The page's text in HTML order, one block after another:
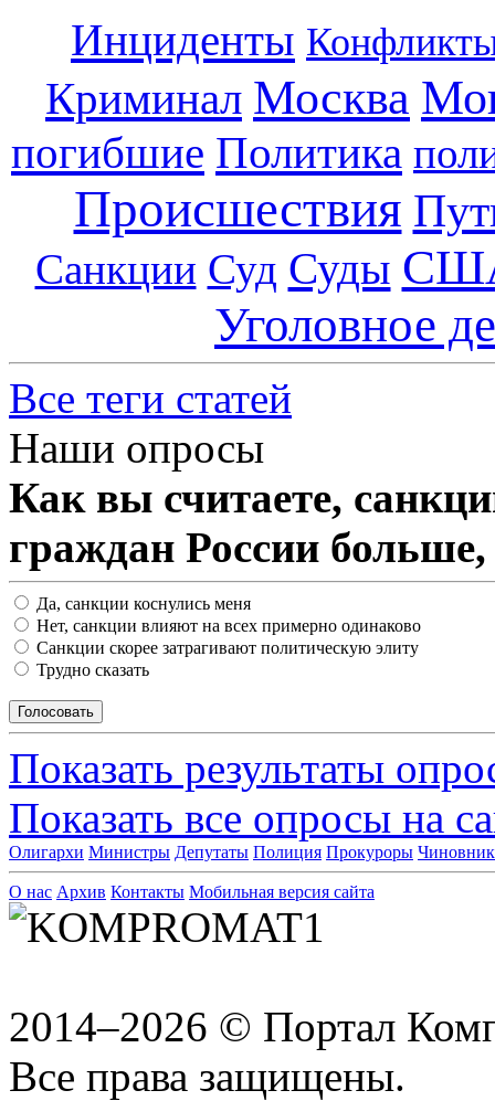
Инциденты
Криминал Москва
погибшие Политика
Происшествия
Санкции Суд Суды
Уголовное
Все теги статей
Наши опросы
Как вы считаете,
граждан России
Да, санкции коснулись меня
Нет, санкции влияют на всех примерно одинаково
Санкции скорее затрагивают политическую элиту
Трудно сказать
Показать результаты
Показать все опросы на
Олигархи Министры Депутаты Полиция Прокуроры
О нас Архив Контакты Мобильная версия сайта
2014–2026 © Портал
Все права защищены.